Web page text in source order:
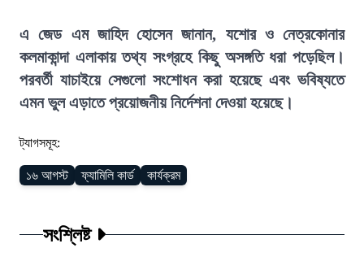
এ জেড এম জাহিদ হোসেন জানান, যশোর ও নেত্রকোনার
কলমাকান্দা এলাকায় তথ্য সংগ্রহে কিছু অসঙ্গতি ধরা পড়েছিল।
পরবর্তী যাচাইয়ে সেগুলো সংশোধন করা হয়েছে এবং ভবিষ্যতে
এমন ভুল এড়াতে প্রয়োজনীয় নির্দেশনা দেওয়া হয়েছে।
ট্যাগসমূহ:
১৬ আগস্ট ফ্যামিলি কার্ড কার্যক্রম
সংশ্লিষ্ট